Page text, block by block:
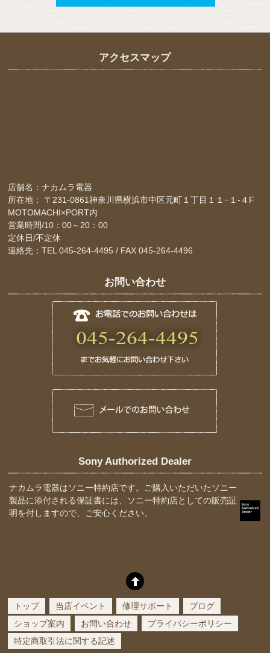
アクセスマップ
店舗名：ナカムラ電器
所在地： 〒231-0861神奈川県横浜市中区元町１丁目１１−１-４F
MOTOMACHI×PORT内
営業時間/10：00～20：00
定休日/不定休
連絡先：TEL 045-264-4495 / FAX 045-264-4496
お問い合わせ
Sony Authorized Dealer
ナカムラ電器はソニー特約店です。ご購入いただいたソニー
製品に添付される保証書には、ソニー特約店としての販売証
明を付しますので、ご安心ください。
トップ 当店イベント 修理サポート
ブログ
ショップ案内
お問い合わせ
プライバシーポリシー
特定商取引法に関する記述